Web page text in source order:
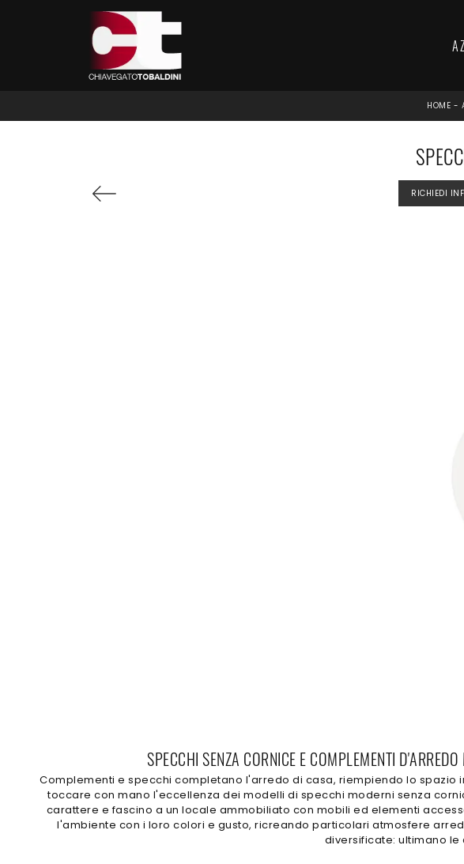
HOME -
RICHIEDI
SPECCHI SENZA CORNICE E COMPLEMENTI
Complementi e specchi completano l'arredo di casa, riempiendo lo
toccare con mano l'eccellenza dei modelli di specchi moderni senza
carattere e fascino a un locale ammobiliato con mobili ed elementi
l'ambiente con i loro colori e gusto, ricreando particolari atmosfere
diversificate: ultimano